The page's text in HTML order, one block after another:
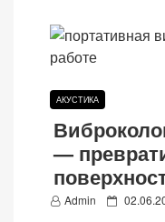
АКУСТИКА
—
Admin
P